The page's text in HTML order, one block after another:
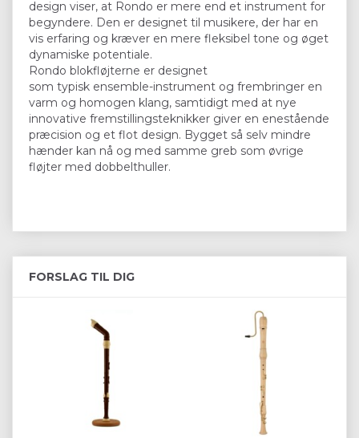
design viser, at Rondo er mere end et instrument for
begyndere. Den er designet til musikere, der har en
vis erfaring og kræver en mere fleksibel tone og øget
dynamiske potentiale.
Rondo blokfløjterne er designet
som typisk ensemble-instrument og frembringer en
varm og homogen klang, samtidigt med at nye
innovative fremstillingsteknikker giver en enestående
præcision og et flot design. Bygget så selv mindre
hænder kan nå og med samme greb som øvrige
fløjter med dobbelthuller.
FORSLAG TIL DIG